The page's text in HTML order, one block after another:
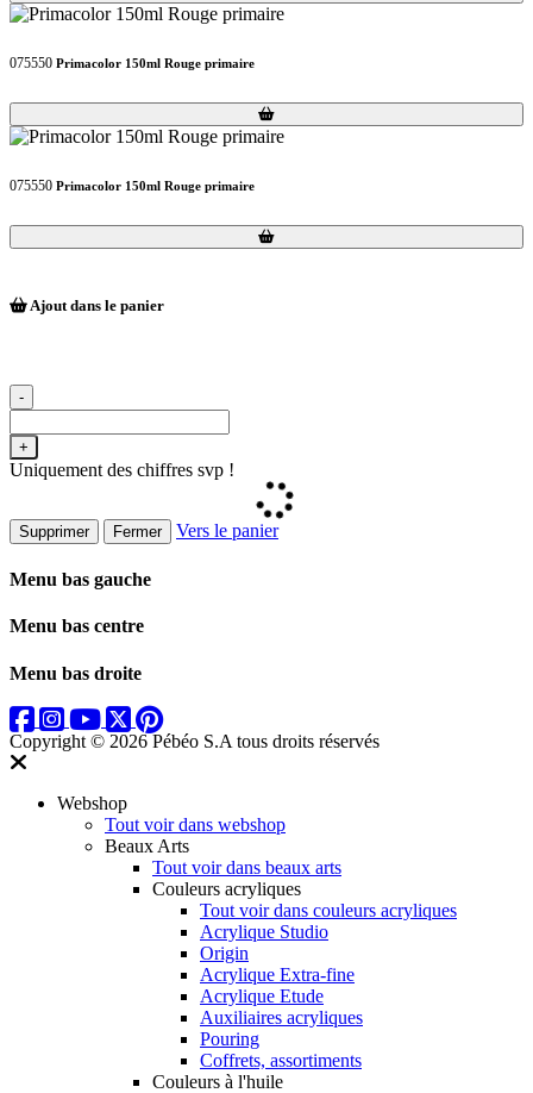
075550 Primacolor 150ml Rouge primaire
Loading...
Loading...
075550 Primacolor 150ml Rouge primaire
Loading...
Loading...
Ajout dans le panier
-
+
Uniquement des chiffres svp !
Supprimer Fermer Vers le panier
Menu bas gauche
Menu bas centre
Menu bas droite
Copyright © 2026 Pébéo S.A tous droits réservés
Webshop
Tout voir dans webshop
Beaux Arts
Tout voir dans beaux arts
Couleurs acryliques
Tout voir dans couleurs acryliques
Acrylique Studio
Origin
Acrylique Extra-fine
Acrylique Etude
Auxiliaires acryliques
Pouring
Coffrets, assortiments
Couleurs à l'huile